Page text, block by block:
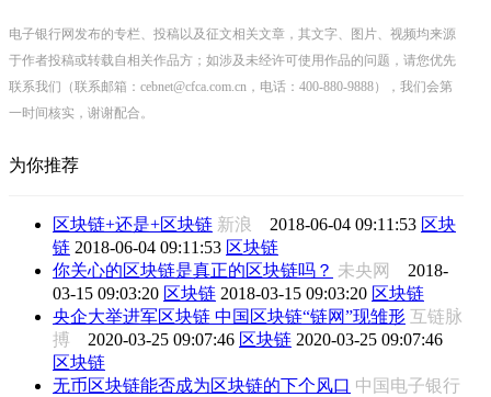
电子银行网发布的专栏、投稿以及征文相关文章，其文字、图片、视频均来源
于作者投稿或转载自相关作品方；如涉及未经许可使用作品的问题，请您优先
联系我们（联系邮箱：cebnet@cfca.com.cn，电话：400-880-9888），我们会第
一时间核实，谢谢配合。
为你推荐
区块链+还是+区块链 新浪 2018-06-04 09:11:53 区块
链 2018-06-04 09:11:53 区块链
你关心的区块链是真正的区块链吗？ 未央网 2018-
03-15 09:03:20 区块链 2018-03-15 09:03:20 区块链
央企大举进军区块链 中国区块链“链网”现雏形 互链脉
搏 2020-03-25 09:07:46 区块链 2020-03-25 09:07:46
区块链
无币区块链能否成为区块链的下个风口 中国电子银行